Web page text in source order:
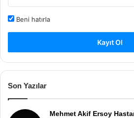
Beni hatırla
Kayıt Ol
Son Yazılar
Mehmet Akif Ersoy